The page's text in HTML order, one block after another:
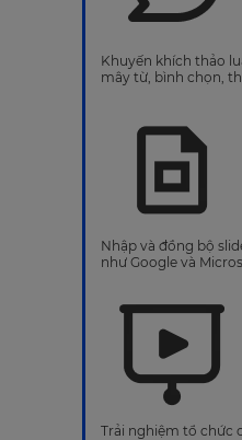
Khuyến khích thảo
mây từ, bình chọn,
Nhập và đồng bộ
như Google và
Trải nghiệm tổ chức